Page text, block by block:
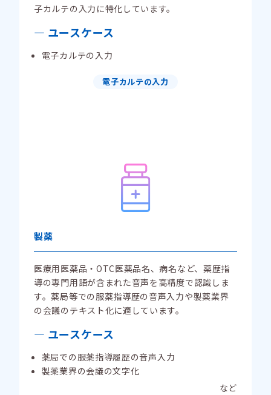
子カルテの入力に特化しています。
ユースケース
電子カルテの入力
電子カルテの入力
製薬
医療用医薬品・OTC医薬品名、病名など、薬歴指
導の専門用語が含まれた音声を高精度で認識しま
す。薬局等での服薬指導歴の音声入力や製薬業界
の会議のテキスト化に適しています。
ユースケース
薬局での服薬指導履歴の音声入力
製薬業界の会議の文字化
など